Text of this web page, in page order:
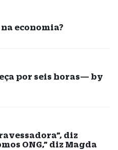
economia?
por seis horas— by
diz
ONG,” diz Magda